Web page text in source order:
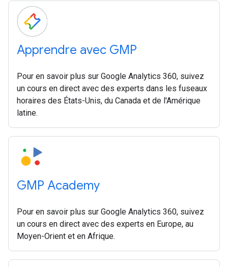
Apprendre avec GMP
Pour en savoir plus sur Google Analytics 360, suivez
un cours en direct avec des experts dans les fuseaux
horaires des États-Unis, du Canada et de l'Amérique
latine.
GMP Academy
Pour en savoir plus sur Google Analytics 360, suivez
un cours en direct avec des experts en Europe, au
Moyen-Orient et en Afrique.